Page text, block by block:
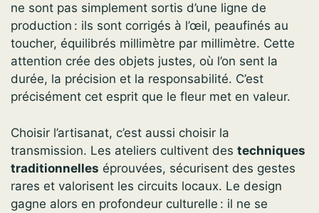
ne sont pas simplement sortis d’une ligne de
production : ils sont corrigés à l’œil, peaufinés au
toucher, équilibrés millimètre par millimètre. Cette
attention crée des objets justes, où l’on sent la
durée, la précision et la responsabilité. C’est
précisément cet esprit que le fleur met en valeur.
Choisir l’artisanat, c’est aussi choisir la
transmission. Les ateliers cultivent des techniques
traditionnelles éprouvées, sécurisent des gestes
rares et valorisent les circuits locaux. Le design
gagne alors en profondeur culturelle : il ne se